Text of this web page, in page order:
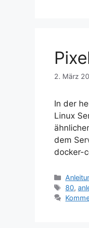
2. März
In der
Linux
dem
docker-
80,